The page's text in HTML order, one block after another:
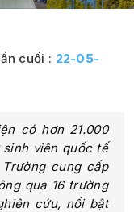
cuối : 22-05-
có hơn 21.000
sinh viên quốc tế
cung cấp
qua 16 trường
cứu, nổi bật